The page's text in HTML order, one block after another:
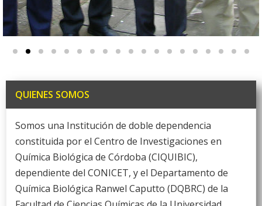
QUIENES SOMOS
Somos una Institución de doble dependencia
constituida por el Centro de Investigaciones en
Química Biológica de Córdoba (CIQUIBIC),
dependiente del CONICET, y el Departamento de
Química Biológica Ranwel Caputto (DQBRC) de la